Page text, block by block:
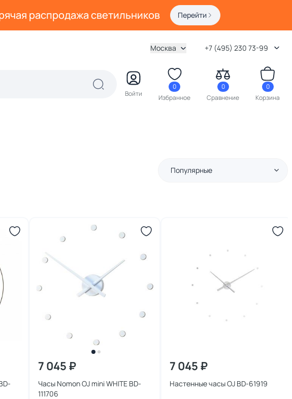
распродажа светильников Перейти
Москва +7 (495) 230 73-99
Войти
0
Избранное
0
Сравнение
0
Корзина
Популярные
7 045 ₽
Часы Nomon OJ mini WHITE BD-
111706
7 045 ₽
Настенные часы OJ BD-61919